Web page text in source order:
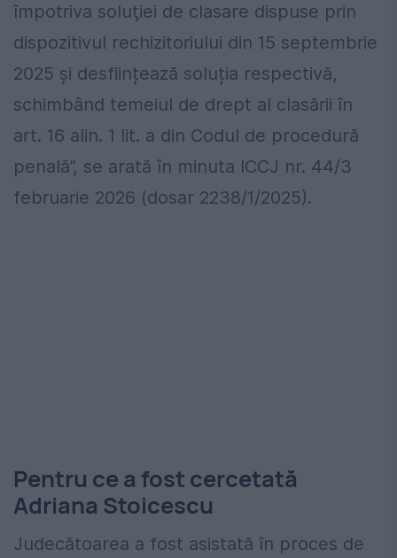
împotriva soluţiei de clasare dispuse prin
dispozitivul rechizitoriului din 15 septembrie
2025 și desființează soluția respectivă,
schimbând temeiul de drept al clasării în
art. 16 alin. 1 lit. a din Codul de procedură
penală”, se arată în minuta ICCJ nr. 44/3
februarie 2026 (dosar 2238/1/2025).
Pentru ce a fost cercetată
Adriana Stoicescu
Judecătoarea a fost asistată în proces de